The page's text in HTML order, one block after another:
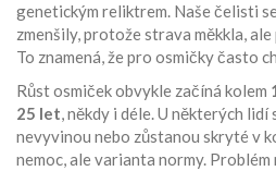
genetickým reliktrem. Naše čelisti
zmenšily, protože strava měkkla,
To znamená, že pro osmičky často
Růst osmiček obvykle začíná kolem
25 let, někdy i déle. U některých
nevyvinou nebo zůstanou skryté v
nemoc, ale varianta normy. Problém